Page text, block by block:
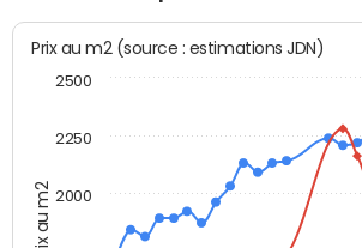
Prix au m2
Prix au m2 (source : estimations JDN)
2000
2250
2500